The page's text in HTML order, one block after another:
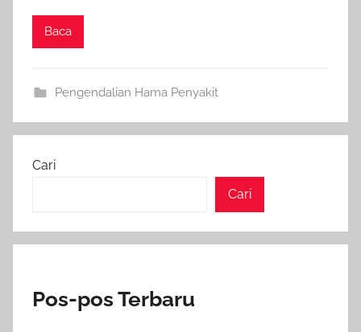
Baca
Pengendalian Hama Penyakit
Cari
Cari
Pos-pos Terbaru